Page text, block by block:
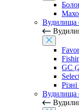
Вудилища
GC
Вудилища